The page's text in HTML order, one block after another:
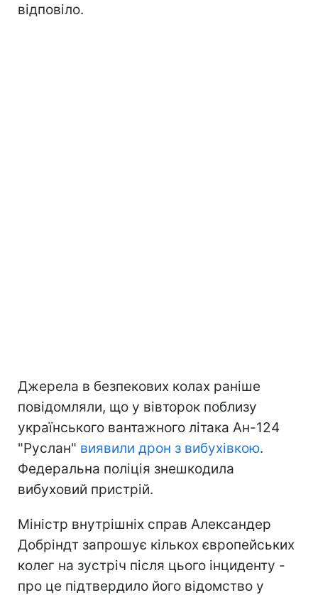
відповіло.
Джерела в безпекових колах раніше
повідомляли, що у вівторок поблизу
українського вантажного літака Ан-124
"Руслан" виявили дрон з вибухівкою.
Федеральна поліція знешкодила
вибуховий пристрій.
Міністр внутрішніх справ Александер
Добріндт запрошує кількох європейських
колег на зустріч після цього інциденту -
про це підтвердило його відомство у